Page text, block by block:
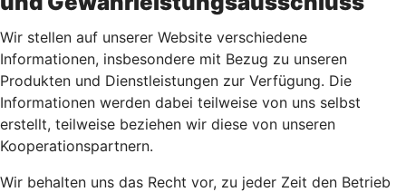
Wir stellen auf unserer Website verschiedene
Informationen, insbesondere mit Bezug zu unseren
Produkten und Dienstleistungen zur Verfügung. Die
Informationen werden dabei teilweise von uns selbst
erstellt, teilweise beziehen wir diese von unseren
Kooperationspartnern.
Wir behalten uns das Recht vor, zu jeder Zeit den Betrieb